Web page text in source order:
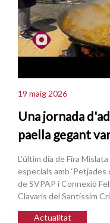
19 maig 2026
Una jornada
paella gegant
L'últim dia de Fira
especials amb ‘Petjades
de SVPAP i Connexió
Clavaris del Santíssim
Actualitat